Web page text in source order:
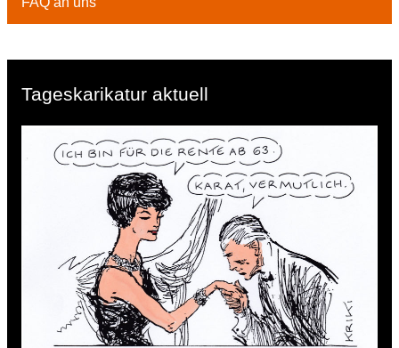
Tageskarikatur aktuell